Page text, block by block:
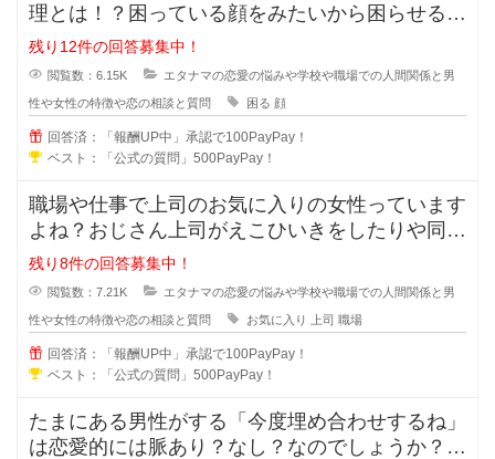
理とは！？困っている顔をみたいから困らせる男
性っていますよね？困らせて困った
残り12件の回答募集中！
閲覧数：6.15K エタナマの恋愛の悩みや学校や職場での人間関係と男
性や女性の特徴や恋の相談と質問 困る 顔
回答済：「報酬UP中」承認で100PayPay！
ベスト：「公式の質問」500PayPay！
職場や仕事で上司のお気に入りの女性っています
よね？おじさん上司がえこひいきをしたりや同じ
事をしているのに褒められるのはお
残り8件の回答募集中！
閲覧数：7.21K エタナマの恋愛の悩みや学校や職場での人間関係と男
性や女性の特徴や恋の相談と質問 お気に入り 上司 職場
回答済：「報酬UP中」承認で100PayPay！
ベスト：「公式の質問」500PayPay！
たまにある男性がする「今度埋め合わせするね」
は恋愛的には脈あり？なし？なのでしょうか？本